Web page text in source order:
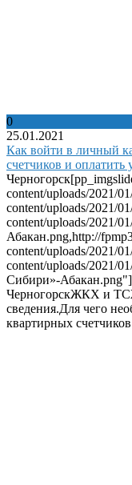
0
25.01.2021
Как войти в личный
счетчиков и оплатить
content/uploads/2021/
content/uploads/2021/
content/uploads/2021/
Абакан.png,http://
content/uploads/2021/
content/uploads/2021/
Сибири»-
ЧерногорскЖКХ и
сведения.Для чего
квартирных